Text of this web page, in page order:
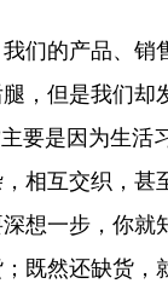
们的产品、
，但是我们却
要是因为生活
相互交织，甚
想一步，你就
既然还缺货，